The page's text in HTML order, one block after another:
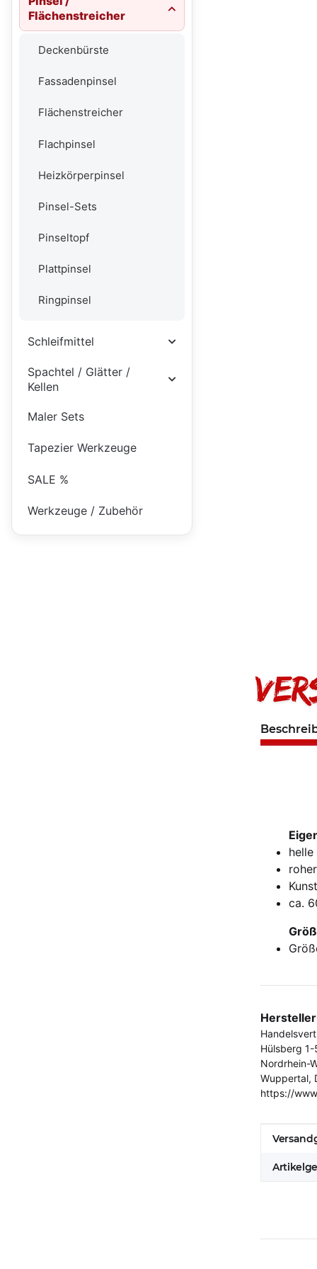
ca.
Hülsberg 1-
Nordrhein-
Wuppertal,
https://
Wert
Flächenstreicher
Deckenbürste
Fassadenpinsel
Flächenstreicher
Flachpinsel
Heizkörperpinsel
Pinsel-Sets
Pinseltopf
Plattpinsel
Ringpinsel
Schleifmittel
Spachtel / Glätter /
Kellen
Maler Sets
Tapezier Werkzeuge
SALE %
Werkzeuge / Zubehör